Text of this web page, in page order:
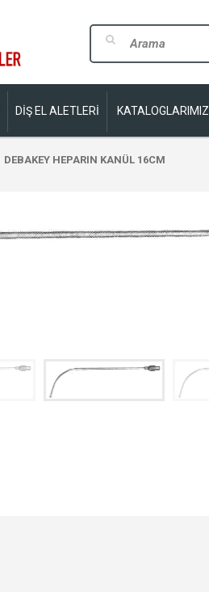
DİŞ EL ALETLERİ KATALOGLARIMIZ
DEBAKEY HEPARIN KANÜL 16CM